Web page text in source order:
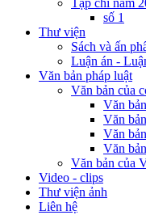
Tạp chí năm
số 1
Thư viện
Sách và ấn
Luận án -
Văn bản pháp luật
Văn bản của
Văn
Văn
Văn
Văn
Văn bản của
Video - clips
Thư viện ảnh
Liên hệ